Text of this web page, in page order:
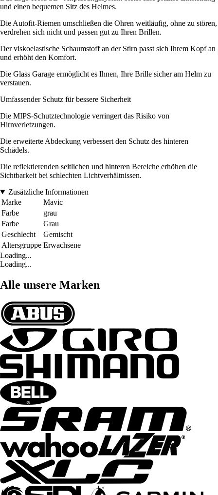
und einen bequemen Sitz des Helmes.
Die Autofit-Riemen umschließen die Ohren weitläufig, ohne zu stören,
verdrehen sich nicht und passen gut zu Ihren Brillen.
Der viskoelastische Schaumstoff an der Stirn passt sich Ihrem Kopf an
und erhöht den Komfort.
Die Glass Garage ermöglicht es Ihnen, Ihre Brille sicher am Helm zu
verstauen.
Umfassender Schutz für bessere Sicherheit
Die MIPS-Schutztechnologie verringert das Risiko von
Hirnverletzungen.
Die erweiterte Abdeckung verbessert den Schutz des hinteren
Schädels.
Die reflektierenden seitlichen und hinteren Bereiche erhöhen die
Sichtbarkeit bei schlechten Lichtverhältnissen.
Zusätzliche Informationen
Marke
Mavic
Farbe
grau
Farbe
Grau
Geschlecht
Gemischt
Altersgruppe Erwachsene
Loading...
Loading...
Alle unsere Marken